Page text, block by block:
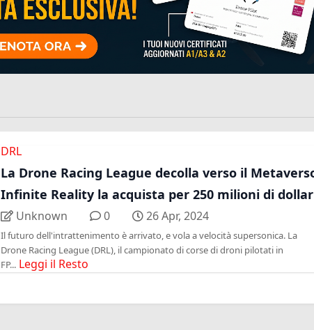
DRL
La Drone Racing League decolla verso il
Infinite Reality la acquista per 250 milioni di
Unknown 0 26 Apr, 2024
Il futuro dell'intrattenimento è arrivato, e vola a velocità supersonica. La
Drone Racing League (DRL), il campionato di corse di droni pilotati in
FP... Leggi il Resto